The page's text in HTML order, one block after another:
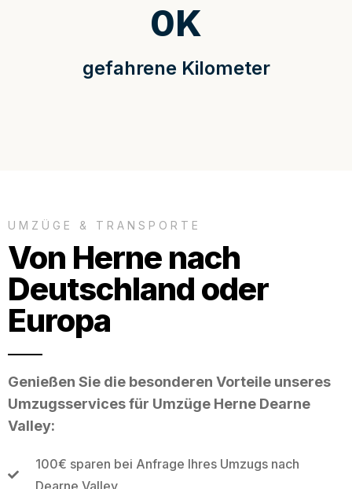
gefahrene Kilometer
0K
UMZÜGE & TRANSPORTE
Von Herne nach
Deutschland oder
Europa
Genießen Sie die besonderen Vorteile unseres
Umzugsservices für Umzüge Herne Dearne
Valley:
100€ sparen bei Anfrage Ihres Umzugs nach
Dearne Valley